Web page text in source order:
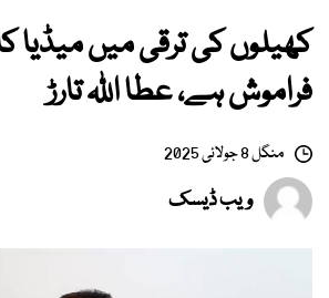
کھیلوں کی ترقی میں میڈیا کا
فراموش ہے، عطا اللہ تارڑ
منگل 8 جولائی 2025
ویب ڈیسک